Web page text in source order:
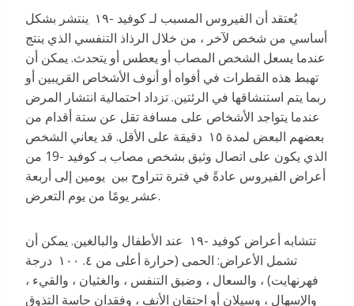
يُعتقد أن الفيروس المسبب لـ كوفيد -١٩ ينتشر بشكل
أساسي من شخص لآخر ، من خلال الرذاذ التنفسي الذي ينتج
عندما يسعل الشخص المصاب أو يعطس أو يتحدث. يمكن أن
تهبط هذه القطرات في أفواه أو أنوف الأشخاص القريبين أو
ربما يتم استنشاقها في الرئتين. تزداد احتمالية انتشار المرض
عندما يتواجد الأشخاص على مسافة تقل عن ستة أقدام من
بعضهم البعض لمدة ١٥ دقيقة على الأقل. قد يعاني الشخص
الذي يكون على اتصال وثيق بشخص مصاب بـ كوفيد -19 من
أعراض الفيروس عادةً في فترة تتراوح بين يومين إلى أربعة
عشر يومًا من يوم التعرض.
تتشابه أعراض كوفيد -١٩ عند الأطفال والبالغين. يمكن أن
تشمل الأعراض: الحمى (حرارة أعلى من ٤. ١٠٠ درجة
فهرنهايت) ، والسعال ، وضيق التنفس ، والغثيان ، والقيء ،
والإسهال ، وسيلان أو احتقان الأنف ، وفقدان حاسة التذوق